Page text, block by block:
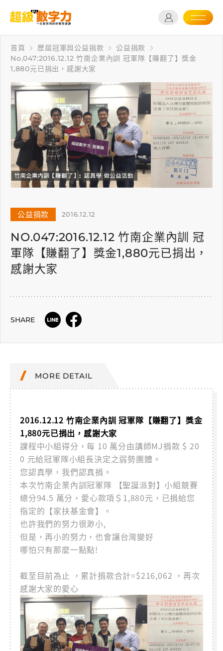
首頁 歷屆冠軍與公益捐款
公益捐款
No.047:2016.12.12 竹南企業內訓 冠軍隊【賺翻了】獎金
1,880元已捐出，感謝大家
公益捐款 2016.12.12
NO.047:2016.12.12 竹南企業內訓 冠
軍隊【賺翻了】獎金1,880元已捐出，
感謝大家
SHARE
MORE DETAIL
2016.12.12 竹南企業內訓 冠軍隊【賺翻了】獎金
1,880元已捐出，感謝大家
課程中小組得分，每 10 萬分由講師MJ捐款 $ 20
0 元給冠軍隊小組長決定之弱勢團體。
您認真學，我們認真捐。
本次竹南企業內訓冠軍隊 【聖誕派對】小組競賽
總分94.5 萬分，愛心款項＄1,880元，已捐給您
指定的【家扶基金會】。
也許我們的努力很渺小,
但是，再小的努力，也會讓台灣變好
哪怕只有那麼一點點!
截至目前為止 ，累計捐款合計=$216,062 ，再次
感謝大家的愛心